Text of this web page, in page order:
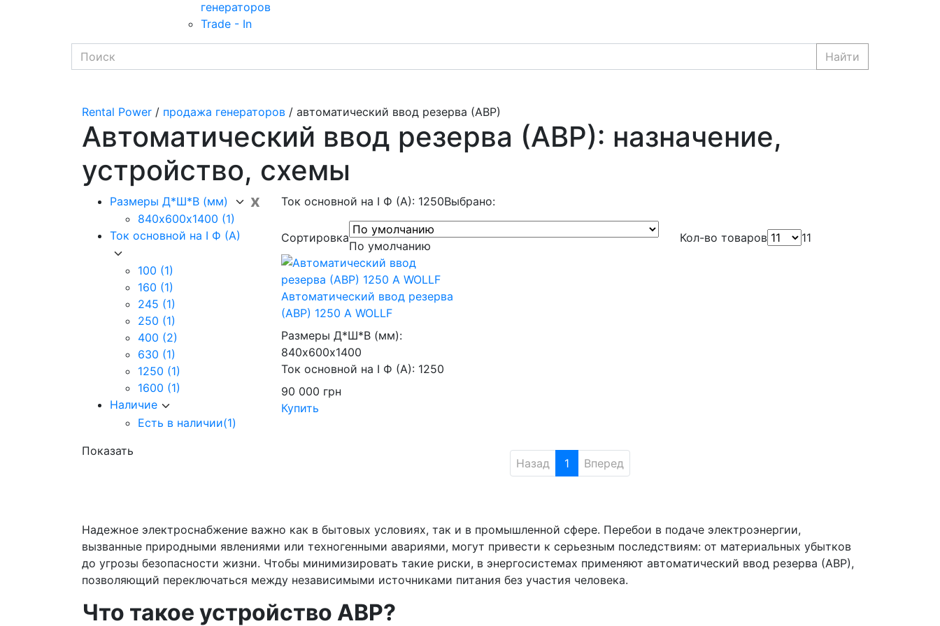
генераторов
Trade - In
Найти
Rental Power / продажа генераторов / автоматический ввод резерва (АВР)
Автоматический ввод резерва (АВР): назначение,
устройство, схемы
x
Размеры Д*Ш*В (мм)
840х600х1400 (1)
Ток основной на I Ф (А)
100 (1)
160 (1)
245 (1)
250 (1)
400 (2)
630 (1)
1250 (1)
1600 (1)
Наличие
Есть в наличии(1)
Показать
Ток основной на I Ф (А): 1250Выбрано:
Сортировка
По умолчанию
Кол-во товаров 11
Автоматический ввод резерва
(АВР) 1250 А WOLLF
Размеры Д*Ш*В (мм):
840х600х1400
Ток основной на I Ф (А): 1250
90 000 грн
Купить
Назад 1 Вперед
Надежное электроснабжение важно как в бытовых условиях, так и в промышленной сфере. Перебои в подаче электроэнергии,
вызванные природными явлениями или техногенными авариями, могут привести к серьезным последствиям: от материальных убытков
до угрозы безопасности жизни. Чтобы минимизировать такие риски, в энергосистемах применяют автоматический ввод резерва (АВР),
позволяющий переключаться между независимыми источниками питания без участия человека.
Что такое устройство АВР?